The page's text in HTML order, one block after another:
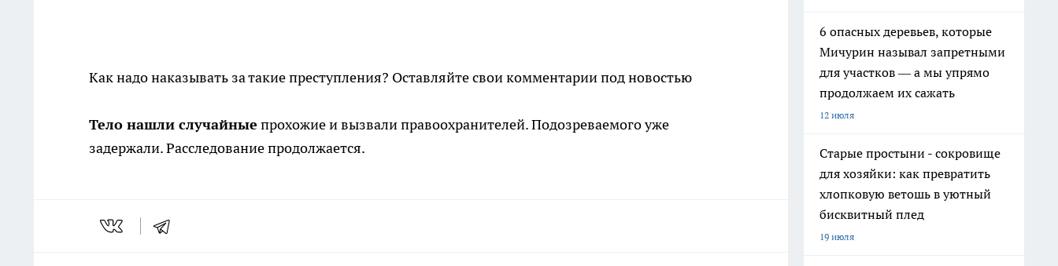
Как надо наказывать за такие преступления? Оставляйте свои комментарии под новостью
Тело нашли случайные прохожие и вызвали правоохранителей. Подозреваемого уже
задержали. Расследование продолжается.
6 опасных деревьев, которые
Мичурин называл запретными
для участков — а мы упрямо
продолжаем их сажать
12 июля
Старые простыни - сокровище
для хозяйки: как превратить
хлопковую ветошь в уютный
бисквитный плед
19 июля